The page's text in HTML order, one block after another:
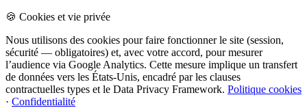
🍪 Cookies et vie privée
Nous utilisons des cookies pour faire fonctionner le site (session,
sécurité — obligatoires) et, avec votre accord, pour mesurer
l’audience via Google Analytics. Cette mesure implique un transfert
de données vers les États-Unis, encadré par les clauses
contractuelles types et le Data Privacy Framework. Politique cookies
· Confidentialité